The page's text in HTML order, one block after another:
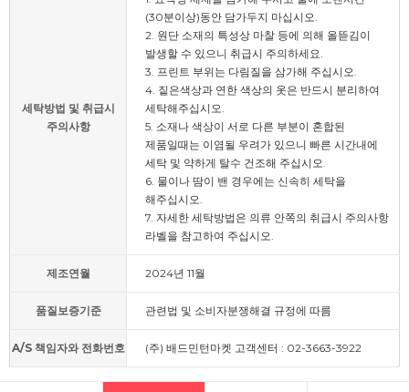
세탁방법 및 취급시
주의사항
(30분이상)동안 담가두지 마십시오.
2. 원단 소재의 특성상 마찰 등에 의해 올뜯김이
발생할 수 있으니 취급시 주의하세요.
3. 프린트 부위는 다림질을 삼가해 주십시오.
4. 짙은색상과 연한 색상의 옷은 반드시 분리하여
세탁해주십시오.
5. 소재나 색상이 서로 다른 부분이 혼합된
제품일때는 이염될 우려가 있으니 빠른 시간내에
세탁 및 약하게 탈수 건조해 주십시오.
6. 물이나 땀이 밴 경우에는 신속히 세탁을
해주십시오.
7. 자세한 세탁방법은 의류 안쪽의 취급시 주의사항
라벨을 참고하여 주십시오.
제조연월 2024년 11월
품질보증기준 관련법 및 소비자분쟁해결 규정에 따름
A/S 책임자와 전화번호 (주) 배드민턴마켓 고객센터 : 02-3663-3922